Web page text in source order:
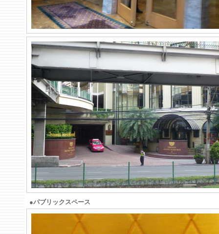
●パブリックスペース